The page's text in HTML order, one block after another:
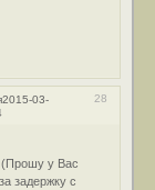
28
2015-03-
у Вас
задержку с